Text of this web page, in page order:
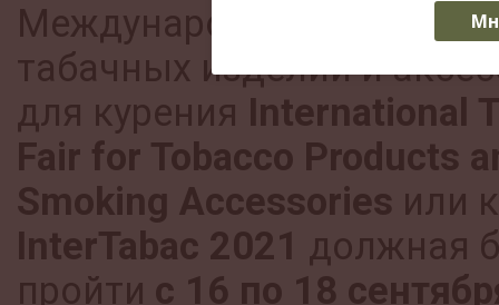
Международная выставка
табачных изделий и
для курения International
Fair for Tobacco Products
Smoking Accessories или
InterTabac 2021 должная
пройти с 16 по 18